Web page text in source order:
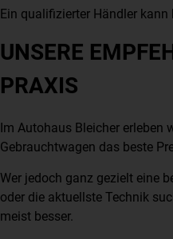
Ein qualifizierter Händler
UNSERE
PRAXIS
Im Autohaus Bleicher erleben
Gebrauchtwagen das beste
Wer jedoch ganz gezielt eine
oder die aktuellste Technik
meist besser.